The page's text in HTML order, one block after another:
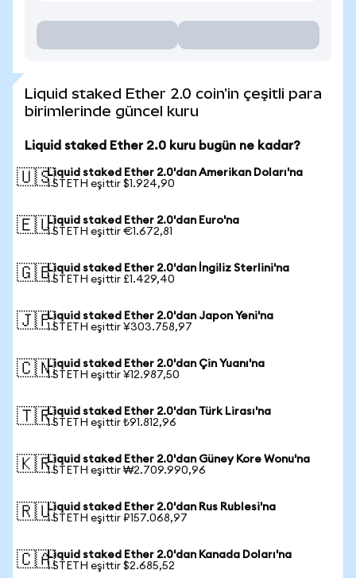
Liquid staked Ether 2.0 coin'in çeşitli para
birimlerinde güncel kuru
Liquid staked Ether 2.0 kuru bugün ne kadar?
🇺🇸Liquid staked Ether 2.0'dan Amerikan Doları'na
1 STETH eşittir $1.924,90
🇪🇺Liquid staked Ether 2.0'dan Euro'na
1 STETH eşittir €1.672,81
🇬🇧Liquid staked Ether 2.0'dan İngiliz Sterlini'na
1 STETH eşittir £1.429,40
🇯🇵Liquid staked Ether 2.0'dan Japon Yeni'na
1 STETH eşittir ¥303.758,97
🇨🇳Liquid staked Ether 2.0'dan Çin Yuanı'na
1 STETH eşittir ¥12.987,50
🇹🇷Liquid staked Ether 2.0'dan Türk Lirası'na
1 STETH eşittir ₺91.812,96
🇰🇷Liquid staked Ether 2.0'dan Güney Kore Wonu'na
1 STETH eşittir ₩2.709.990,96
🇷🇺Liquid staked Ether 2.0'dan Rus Rublesi'na
1 STETH eşittir ₽157.068,97
🇨🇦Liquid staked Ether 2.0'dan Kanada Doları'na
1 STETH eşittir $2.685,52